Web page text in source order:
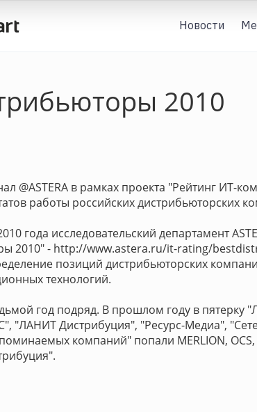
Новости
2010
@ASTERA в рамках проекта "Рейтинг ИТ-
работы российских дистрибьюторских
года исследовательский департамент
2010" - http://www.astera.ru/it-rating/
позиций дистрибьюторских
технологий.
год подряд. В прошлом году в пятерку
"ЛАНИТ Дистрибуция", "Ресурс-Медиа",
компаний" попали MERLION,